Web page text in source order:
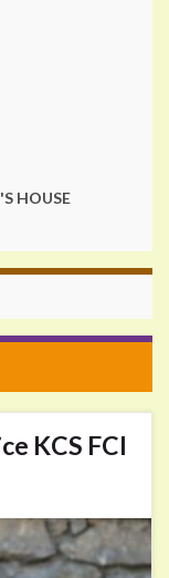
HOUSE
KCS FCI